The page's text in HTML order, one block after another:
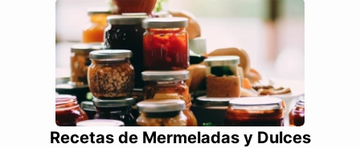
Recetas de Mermeladas y Dulces